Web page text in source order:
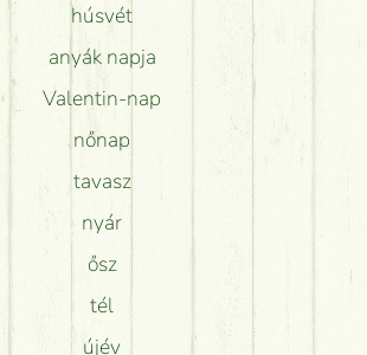
húsvét
anyák napja
Valentin-nap
nőnap
tavasz
nyár
ősz
tél
újév